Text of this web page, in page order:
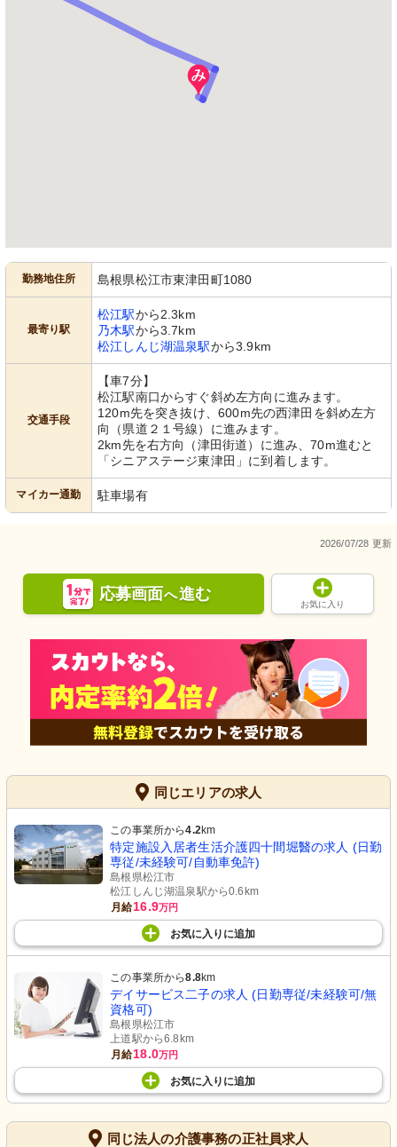
勤務地住所 島根県松江市東津田町1080
最寄り駅
松江駅から2.3km
乃木駅から3.7km
松江しんじ湖温泉駅から3.9km
交通手段
【車7分】
松江駅南口からすぐ斜め左方向に進みます。
120m先を突き抜け、600m先の西津田を斜め左方
向（県道２１号線）に進みます。
2km先を右方向（津田街道）に進み、70m進むと
「シニアステージ東津田」に到着します。
マイカー通勤 駐車場有
2026/07/28 更新
応募画面へ進む
お気に入り
同じエリアの求人
この事業所から4.2km
特定施設入居者生活介護四十間堀醫の求人 (日勤
専従/未経験可/自動車免許)
島根県松江市
松江しんじ湖温泉駅から0.6km
月給16.9万円
お気に入り に追加
この事業所から8.8km
デイサービス二子の求人 (日勤専従/未経験可/無
資格可)
島根県松江市
上道駅から6.8km
月給18.0万円
お気に入り に追加
同じ法人の介護事務の正社員求人